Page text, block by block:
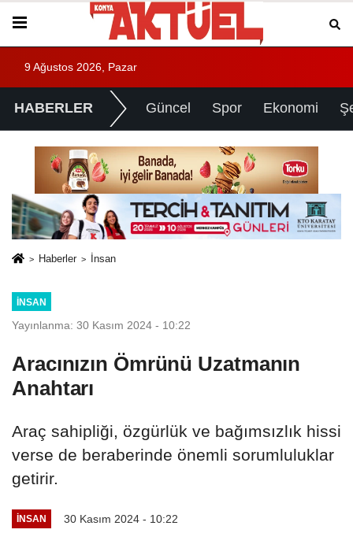
9 Ağustos 2026, Pazar
HABERLER Güncel Spor Ekonomi
Haberler İnsan
İNSAN
Yayınlanma: 30 Kasım 2024 - 10:22
Aracınızın Ömrünü Uzatmanın
Anahtarı
Araç sahipliği, özgürlük ve bağımsızlık hissi
verse de beraberinde önemli sorumluluklar
getirir.
İNSAN 30 Kasım 2024 - 10:22